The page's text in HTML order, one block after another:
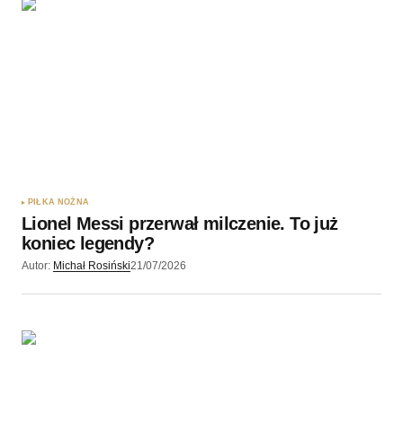
PIŁKA NOŻNA
Lionel Messi przerwał milczenie. To już
koniec legendy?
Autor: Michał Rosiński21/07/2026